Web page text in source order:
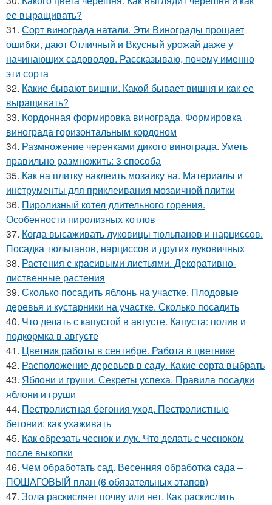
ее выращивать?
31. Сорт винограда натали. Эти Винограды прощает
ошибки, дают Отличный и Вкусный урожай даже у
начинающих садоводов. Рассказываю, почему именно
эти сорта
32. Какие бывают вишни. Какой бывает вишня и как ее
выращивать?
33. Кордонная формировка винограда. Формировка
винограда горизонтальным кордоном
34. Размножение черенками дикого винограда. Уметь
правильно размножить: 3 способа
35. Как на плитку наклеить мозаику на. Материалы и
инструменты для приклеивания мозаичной плитки
36. Пиролизный котел длительного горения.
Особенности пиролизных котлов
37. Когда высаживать луковицы тюльпанов и нарциссов.
Посадка тюльпанов, нарциссов и других луковичных
38. Растения с красивыми листьями. Декоративно-
лиственные растения
39. Сколько посадить яблонь на участке. Плодовые
деревья и кустарники на участке. Сколько посадить
40. Что делать с капустой в августе. Капуста: полив и
подкормка в августе
41. Цветник работы в сентябре. Работа в цветнике
42. Расположение деревьев в саду. Какие сорта выбрать
43. Яблони и груши. Секреты успеха. Правила посадки
яблони и груши
44. Пестролистная бегония уход. Пестролистные
бегонии: как ухаживать
45. Как обрезать чеснок и лук. Что делать с чесноком
после выкопки
46. Чем обработать сад. Весенняя обработка сада –
ПОШАГОВЫЙ план (6 обязательных этапов)
47. Зола раскисляет почву или нет. Как раскислить